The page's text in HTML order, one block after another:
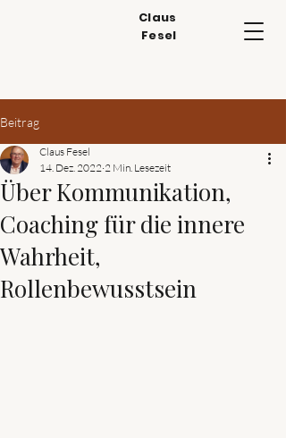
Claus
Fesel
Beitrag
Über Kommunikation,
Coaching für die innere
Wahrheit,
Rollenbewusstsein
Claus Fesel
14. Dez. 2022 2 Min. Lesezeit